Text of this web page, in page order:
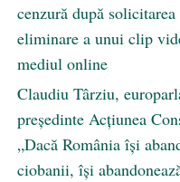
cenzură după solicitarea
eliminare a unui clip
mediul online
Claudiu Târziu,
președinte Acțiunea
„Dacă România își
ciobanii, își